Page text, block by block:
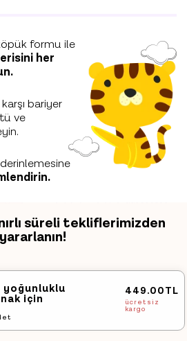
formu ile
her
bariyer
ve
süreli tekliflerimizden
yararlanın!
yoğunluklu
için
kullanılamıyor
449.00TL
ücretsiz
kargo